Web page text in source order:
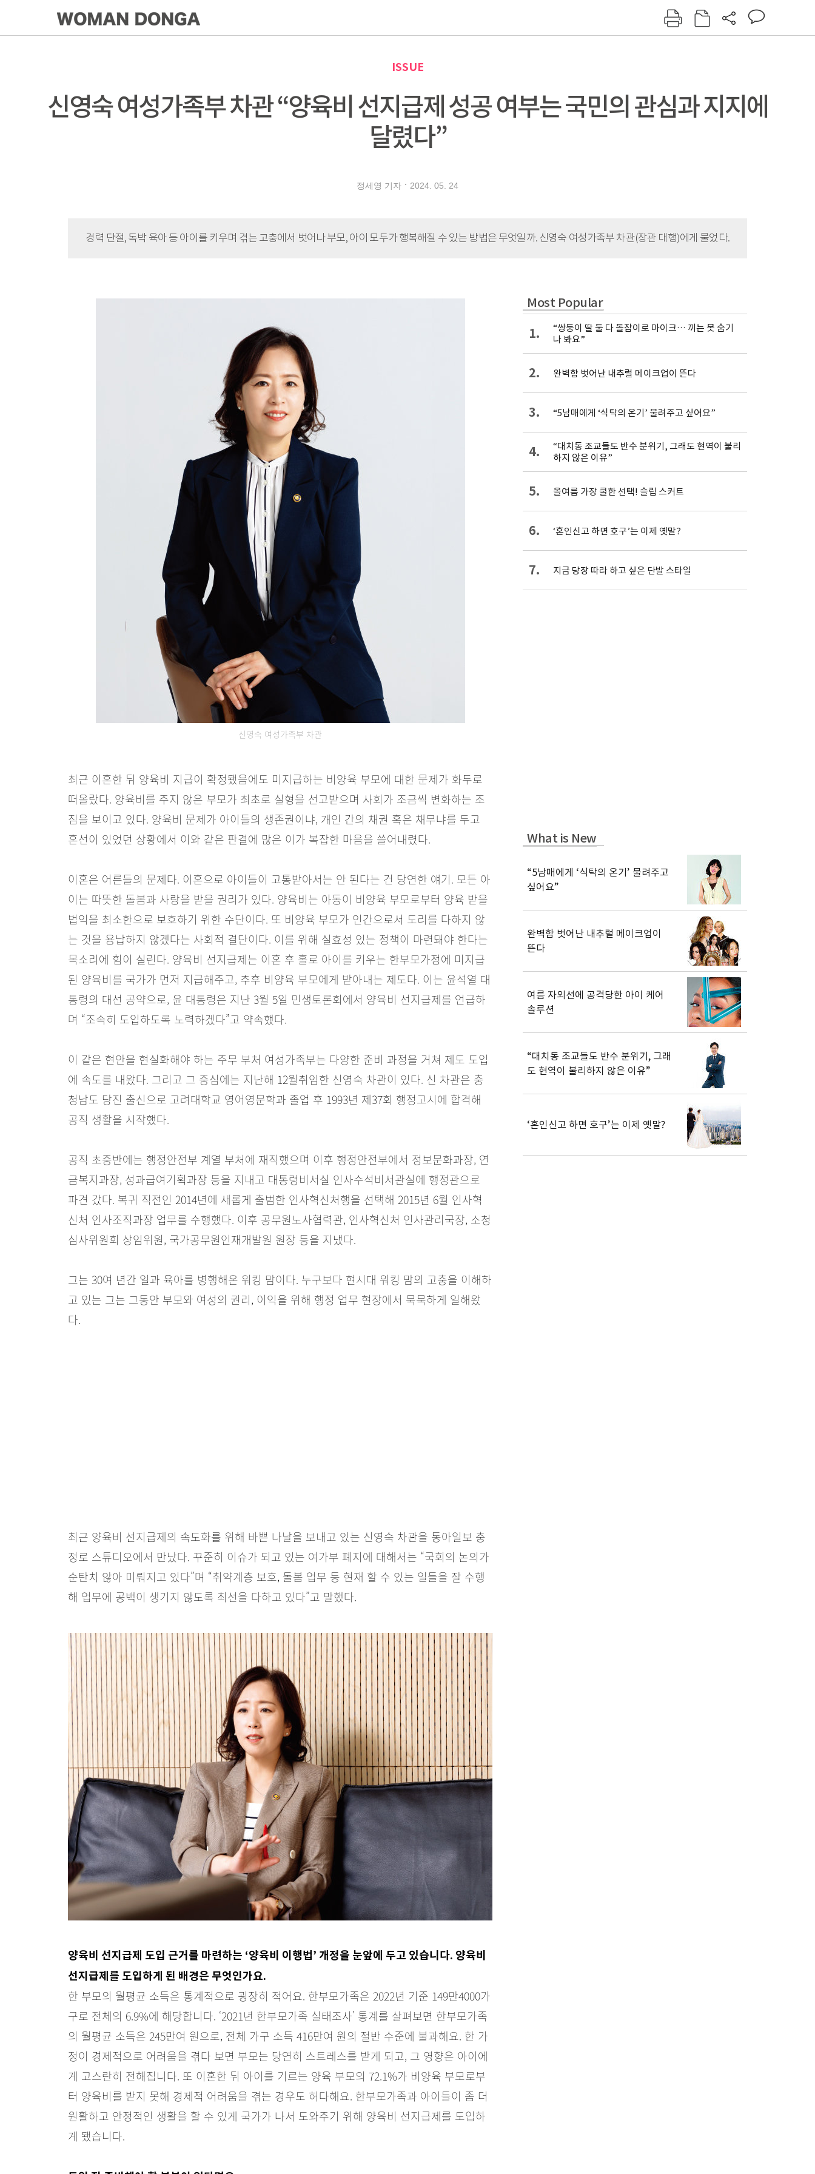
여성동아 동아일보
ISSUE
신영숙 여성가족부 차관 “양육비 선지급제 성공 여부는 국민의 관심과 지지에
달렸다”
정세영 기자 2024. 05. 24
경력 단절, 독박 육아 등 아이를 키우며 겪는 고충에서 벗어나 부모, 아이 모두가 행복해질 수 있는 방법은 무엇일까. 신영숙 여성가족부 차관(장관 대행)에게 물었다.
신영숙 여성가족부 차관
최근 이혼한 뒤 양육비 지급이 확정됐음에도 미지급하는 비양육 부모에 대한 문제가 화두로
떠올랐다. 양육비를 주지 않은 부모가 최초로 실형을 선고받으며 사회가 조금씩 변화하는 조
짐을 보이고 있다. 양육비 문제가 아이들의 생존권이냐, 개인 간의 채권 혹은 채무냐를 두고
혼선이 있었던 상황에서 이와 같은 판결에 많은 이가 복잡한 마음을 쓸어내렸다.
이혼은 어른들의 문제다. 이혼으로 아이들이 고통받아서는 안 된다는 건 당연한 얘기. 모든 아
이는 따뜻한 돌봄과 사랑을 받을 권리가 있다. 양육비는 아동이 비양육 부모로부터 양육 받을
법익을 최소한으로 보호하기 위한 수단이다. 또 비양육 부모가 인간으로서 도리를 다하지 않
는 것을 용납하지 않겠다는 사회적 결단이다. 이를 위해 실효성 있는 정책이 마련돼야 한다는
목소리에 힘이 실린다. 양육비 선지급제는 이혼 후 홀로 아이를 키우는 한부모가정에 미지급
된 양육비를 국가가 먼저 지급해주고, 추후 비양육 부모에게 받아내는 제도다. 이는 윤석열 대
통령의 대선 공약으로, 윤 대통령은 지난 3월 5일 민생토론회에서 양육비 선지급제를 언급하
며 “조속히 도입하도록 노력하겠다”고 약속했다.
이 같은 현안을 현실화해야 하는 주무 부처 여성가족부는 다양한 준비 과정을 거쳐 제도 도입
에 속도를 내왔다. 그리고 그 중심에는 지난해 12월취임한 신영숙 차관이 있다. 신 차관은 충
청남도 당진 출신으로 고려대학교 영어영문학과 졸업 후 1993년 제37회 행정고시에 합격해
공직 생활을 시작했다.
공직 초중반에는 행정안전부 계열 부처에 재직했으며 이후 행정안전부에서 정보문화과장, 연
금복지과장, 성과급여기획과장 등을 지내고 대통령비서실 인사수석비서관실에 행정관으로
파견 갔다. 복귀 직전인 2014년에 새롭게 출범한 인사혁신처행을 선택해 2015년 6월 인사혁
신처 인사조직과장 업무를 수행했다. 이후 공무원노사협력관, 인사혁신처 인사관리국장, 소청
심사위원회 상임위원, 국가공무원인재개발원 원장 등을 지냈다.
그는 30여 년간 일과 육아를 병행해온 워킹 맘이다. 누구보다 현시대 워킹 맘의 고충을 이해하
고 있는 그는 그동안 부모와 여성의 권리, 이익을 위해 행정 업무 현장에서 묵묵하게 일해왔
다.
최근 양육비 선지급제의 속도화를 위해 바쁜 나날을 보내고 있는 신영숙 차관을 동아일보 충
정로 스튜디오에서 만났다. 꾸준히 이슈가 되고 있는 여가부 폐지에 대해서는 “국회의 논의가
순탄치 않아 미뤄지고 있다”며 “취약계층 보호, 돌봄 업무 등 현재 할 수 있는 일들을 잘 수행
해 업무에 공백이 생기지 않도록 최선을 다하고 있다”고 말했다.
양육비 선지급제 도입 근거를 마련하는 ‘양육비 이행법’ 개정을 눈앞에 두고 있습니다. 양육비
선지급제를 도입하게 된 배경은 무엇인가요.
한 부모의 월평균 소득은 통계적으로 굉장히 적어요. 한부모가족은 2022년 기준 149만4000가
구로 전체의 6.9%에 해당합니다. ‘2021년 한부모가족 실태조사’ 통계를 살펴보면 한부모가족
의 월평균 소득은 245만여 원으로, 전체 가구 소득 416만여 원의 절반 수준에 불과해요. 한 가
정이 경제적으로 어려움을 겪다 보면 부모는 당연히 스트레스를 받게 되고, 그 영향은 아이에
게 고스란히 전해집니다. 또 이혼한 뒤 아이를 기르는 양육 부모의 72.1%가 비양육 부모로부
터 양육비를 받지 못해 경제적 어려움을 겪는 경우도 허다해요. 한부모가족과 아이들이 좀 더
원활하고 안정적인 생활을 할 수 있게 국가가 나서 도와주기 위해 양육비 선지급제를 도입하
게 됐습니다.
Most Popular
1.
“쌍둥이 딸 둘 다 돌잡이로 마이크… 끼는 못 숨기
나 봐요”
2. 완벽함 벗어난 내추럴 메이크업이 뜬다
3. “5남매에게 ‘식탁의 온기’ 물려주고 싶어요”
4.
“대치동 조교들도 반수 분위기, 그래도 현역이 불리
하지 않은 이유”
5. 올여름 가장 쿨한 선택! 슬립 스커트
6. ‘혼인신고 하면 호구’는 이제 옛말?
7. 지금 당장 따라 하고 싶은 단발 스타일
What is New
“5남매에게 ‘식탁의 온기’ 물려주고
싶어요”
완벽함 벗어난 내추럴 메이크업이
뜬다
여름 자외선에 공격당한 아이 케어
솔루션
“대치동 조교들도 반수 분위기, 그래
도 현역이 불리하지 않은 이유”
‘혼인신고 하면 호구’는 이제 옛말?